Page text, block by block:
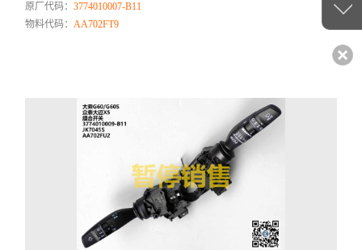
原厂代码：3774010007-B11
物料代码：AA702FT9